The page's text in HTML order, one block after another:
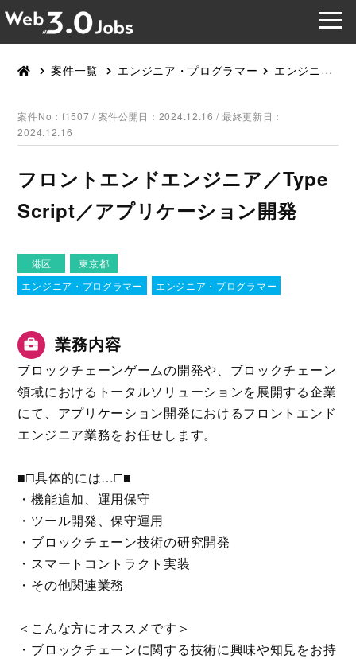
案件一覧 エンジニア・プログラマー エンジニア・プログラマー
案件No：f1507 / 案件公開日：2024.12.16 / 最終更新日：
2024.12.16
フロントエンドエンジニア／Type
Script／アプリケーション開発
港区
東京都
エンジニア・プログラマー
エンジニア・プログラマー
業務内容
ブロックチェーンゲームの開発や、ブロックチェーン
領域におけるトータルソリューションを展開する企業
にて、アプリケーション開発におけるフロントエンド
エンジニア業務をお任せします。
■□具体的には…□■
・機能追加、運用保守
・ツール開発、保守運用
・ブロックチェーン技術の研究開発
・スマートコントラクト実装
・その他関連業務
＜こんな方にオススメです＞
・ブロックチェーンに関する技術に興味や知見をお持